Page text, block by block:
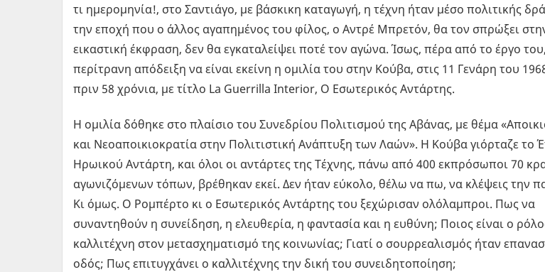
τι ημερομηνία!, στο Σαντιάγο, με βάσκικη καταγωγή, η τέχνη ήταν μέσο πολιτικής
την εποχή που ο άλλος αγαπημένος του φίλος, ο Αντρέ Μπρετόν, θα τον σπρώξει
εικαστική έκφραση, δεν θα εγκαταλείψει ποτέ τον αγώνα. Ίσως, πέρα από το έργο
περίτρανη απόδειξη να είναι εκείνη η ομιλία του στην Κούβα, στις 11 Γενάρη του
πριν 58 χρόνια, με τίτλο La Guerrilla Interior, Ο Εσωτερικός Αντάρτης.
Η ομιλία δόθηκε στο πλαίσιο του Συνεδρίου Πολιτισμού της Αβάνας, με θέμα
και Νεοαποικιοκρατία στην Πολιτιστική Ανάπτυξη των Λαών». Η Κούβα γιόρταζε το
Ηρωικού Αντάρτη, και όλοι οι αντάρτες της Τέχνης, πάνω από 400 εκπρόσωποι 70
αγωνιζόμενων τόπων, βρέθηκαν εκεί. Δεν ήταν εύκολο, θέλω να πω, να κλέψεις την
Κι όμως. Ο Ρομπέρτο κι ο Εσωτερικός Αντάρτης του ξεχώρισαν ολόλαμπροι. Πως να
συναντηθούν η συνείδηση, η ελευθερία, η φαντασία και η ευθύνη; Ποιος είναι ο
καλλιτέχνη στον μετασχηματισμό της κοινωνίας; Γιατί ο σουρρεαλισμός ήταν
οδός; Πως επιτυγχάνει ο καλλιτέχνης την δική του συνειδητοποίηση;